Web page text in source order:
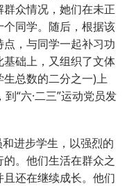
众情况，她们在未正
同学。随后，根据该
，与同学一起补习功
础上，又组织了文体
总数的二分之一)上
“六·二三”运动党员发
进步学生，以强烈的
。他们生活在群众之
还在继续成长。他们